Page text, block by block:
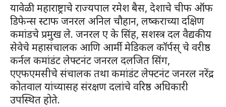
यावेळी महाराष्ट्राचे राज्यपाल रमेश बैस, देशाचे चीफ ऑफ
डिफेन्स स्टाफ जनरल अनिल चौहान, लष्कराच्या दक्षिण
कमांडचे प्रमुख ले. जनरल ए के सिंह, सशस्त्र दल वैद्यकीय
सेवेचे महासंचालक आणि आर्मी मेडिकल कॉर्पस् चे वरीष्ठ
कर्नल कमांडंट लेफ्टनंट जनरल दलजित सिंग,
एएफएमसीचे संचालक तथा कमांडंट लेफ्टनंट जनरल नरेंद्र
कोतवाल यांच्यासह संरक्षण दलांचे वरिष्ठ अधिकारी
उपस्थित होते.